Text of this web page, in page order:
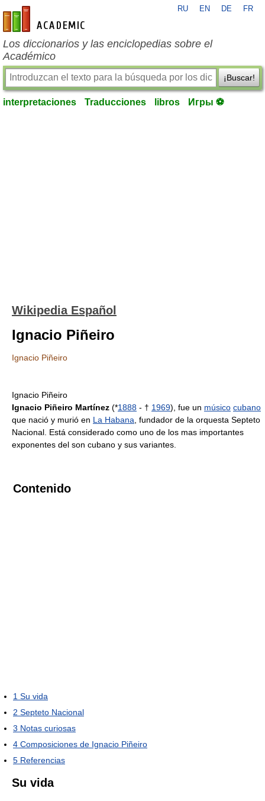
es-academic.com
RU EN DE FR
Los diccionarios y las enciclopedias sobre el
Académico
¡Buscar!
interpretaciones Traducciones libros Игры ⚽
Wikipedia Español
Ignacio Piñeiro
Ignacio Piñeiro
Ignacio Piñeiro
Ignacio Piñeiro Martínez (*1888 - † 1969), fue un músico cubano
que nació y murió en La Habana , fundador de la orquesta Septeto
Nacional. Está considerado como uno de los mas importantes
exponentes del son cubano y sus variantes.
Contenido
1 Su vida
2 Septeto Nacional
3 Notas curiosas
4 Composiciones de Ignacio Piñeiro
5 Referencias
Su vida